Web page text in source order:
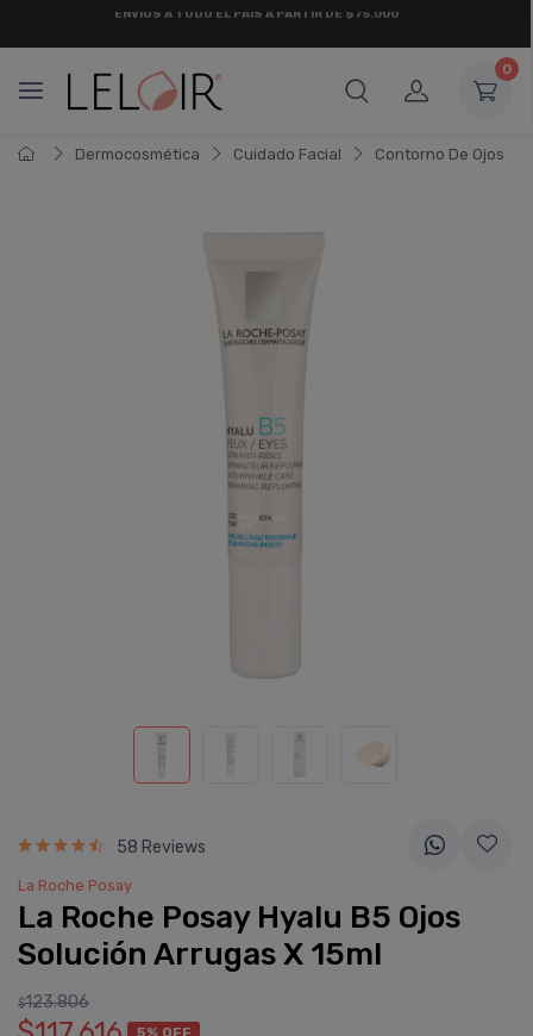
0
Dermocosmética Cuidado Facial Contorno De Ojos
58 Reviews
La Roche Posay
La Roche Posay Hyalu B5 Ojos
Solución Arrugas X 15ml
$123.806
5% OFF